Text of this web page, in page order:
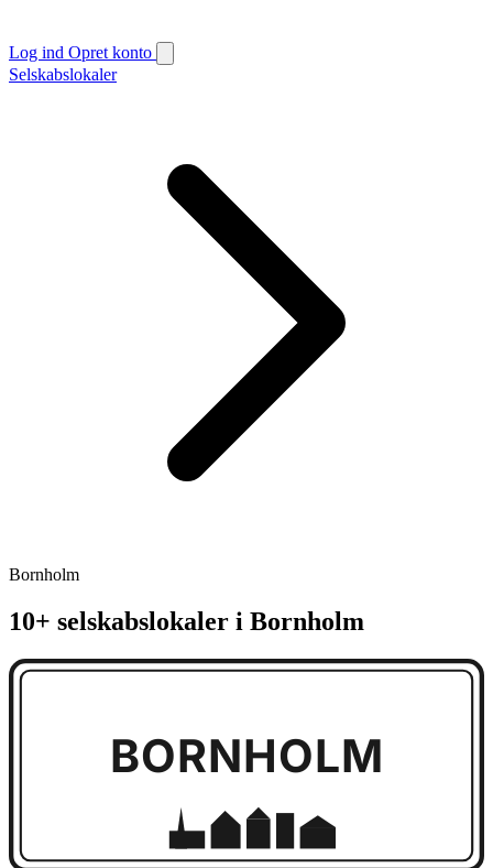
Log ind Opret konto
Selskabslokaler
Bornholm
10+ selskabslokaler i Bornholm
BORNHOLM